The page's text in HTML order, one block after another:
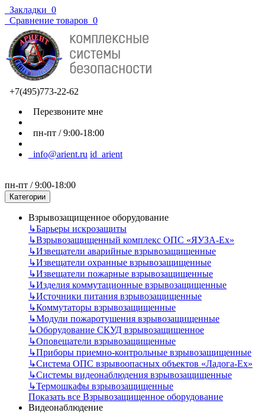
Закладки 0
Сравнение товаров 0
+7(495)773-22-62
Перезвоните мне
пн-пт / 9:00-18:00
info@arient.ru id_arient
пн-пт / 9:00-18:00
Категории
Взрывозащищенное оборудование
↳Барьеры искрозащиты
↳Взрывозащищенный комплекс ОПС «ЯУЗА-Ех»
↳Извещатели аварийные взрывозащищенные
↳Извещатели охранные взрывозащищенные
↳Извещатели пожарные взрывозащищенные
↳Изделия коммутационные взрывозащищенные
↳Источники питания взрывозащищенные
↳Коммутаторы взрывозащищенные
↳Модули пожаротушения взрывозащищенные
↳Оборудование СКУД взрывозащищенное
↳Оповещатели взрывозащищенные
↳Приборы приемно-контрольные взрывозащищенные
↳Система ОПС взрывоопасных объектов «Ладога-Ex»
↳Системы видеонаблюдения взрывозащищенные
↳Термошкафы взрывозащищенные
Показать все Взрывозащищенное оборудование
Видеонаблюдение